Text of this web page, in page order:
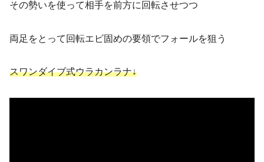
その勢いを使って相手を前方に回転させつつ
両足をとって回転エビ固めの要領でフォールを狙う
スワンダイブ式ウラカンラナ↓